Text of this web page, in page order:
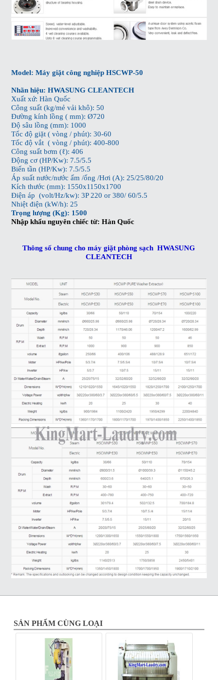
Model:Máy giặt công nghiệpHSCWP-50
Nhãn hiệu: HWASUNG CLEANTECH
Xuất xứ: Hàn Quốc
Công suất (kg/mẻ vải khô): 50
Đường kính lồng ( mm): Ø720
Độ sâu lồng (mm): 1000
Tốc độ giặt ( vòng / phút): 30-60
Tốc độ vắt ( vòng / phút): 400-800
Công suất bơm (ℓ): 406
Động cơ (HP/Kw): 7.5/5.5
Biến tần (HP/Kw): 7.5/5.5
Áp suất nước/nước ấm /ống /Hơi (A): 25/25/80/20
Kích thước (mm): 1550x1150x1700
Điện áp (volt/Hz/kw): 3P 220 or 380/ 60/5.5
Nhiệt điện (kW/h): 25
Trọng lượng (Kg): 1500
Nhập khẩu nguyên chiếc từ: Hàn Quốc
Thông số chung cho máy giặt phòng sạch HWASUNG
CLEANTECH
SẢN PHẨM CÙNG LOẠI